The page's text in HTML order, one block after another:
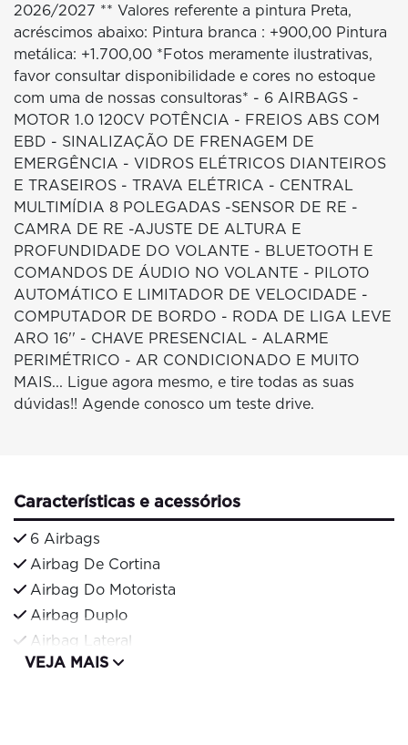
2026/2027 ** Valores referente a pintura Preta,
acréscimos abaixo: Pintura branca : +900,00 Pintura
metálica: +1.700,00 *Fotos meramente ilustrativas,
favor consultar disponibilidade e cores no estoque
com uma de nossas consultoras* - 6 AIRBAGS -
MOTOR 1.0 120CV POTÊNCIA - FREIOS ABS COM
EBD - SINALIZAÇÃO DE FRENAGEM DE
EMERGÊNCIA - VIDROS ELÉTRICOS DIANTEIROS
E TRASEIROS - TRAVA ELÉTRICA - CENTRAL
MULTIMÍDIA 8 POLEGADAS -SENSOR DE RE -
CAMRA DE RE -AJUSTE DE ALTURA E
PROFUNDIDADE DO VOLANTE - BLUETOOTH E
COMANDOS DE ÁUDIO NO VOLANTE - PILOTO
AUTOMÁTICO E LIMITADOR DE VELOCIDADE -
COMPUTADOR DE BORDO - RODA DE LIGA LEVE
ARO 16'' - CHAVE PRESENCIAL - ALARME
PERIMÉTRICO - AR CONDICIONADO E MUITO
MAIS... Ligue agora mesmo, e tire todas as suas
dúvidas!! Agende conosco um teste drive.
Características e acessórios
6 Airbags
Airbag De Cortina
Airbag Do Motorista
Airbag Duplo
Airbag Lateral
VEJA MAIS